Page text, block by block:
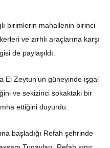
birimlerin mahallenin birinci
ve zırhlı araçlarına karşı
de paylaşıldı.
El Zeytun’un güneyinde işgal
ve sekizinci sokaktaki bir
ettiğini duyurdu.
başladığı Refah şehrinde
Tugayları, Refah sınır